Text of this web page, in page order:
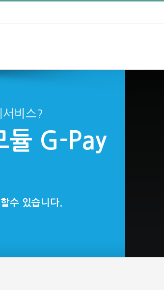
듈 G-Pay
비스?
수 있습니다.